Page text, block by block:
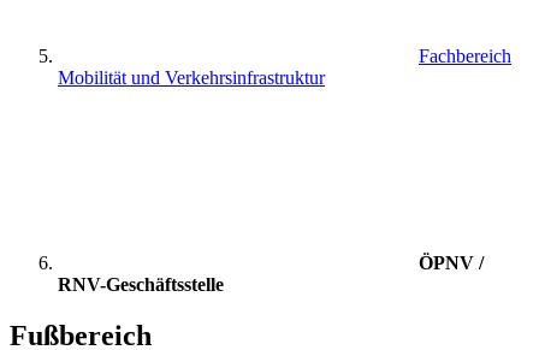
Fachbereich
Mobilität und Verkehrsinfrastruktur
ÖPNV /
RNV-Geschäftsstelle
Fußbereich